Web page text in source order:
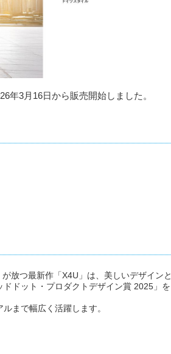
年3月16日から販売開始しました。
放つ最新作「X4U」は、美しいデザインと
ドット・プロダクトデザイン賞 2025」を
まで幅広く活躍します。